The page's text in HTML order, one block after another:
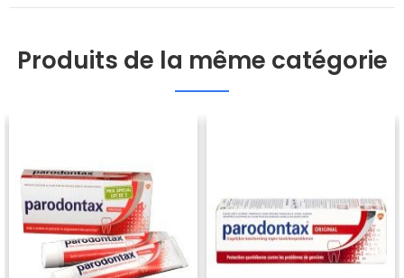
Produits de la même catégorie